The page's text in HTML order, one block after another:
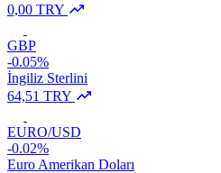
0,00 TRY
GBP
-0.05%
İngiliz Sterlini
64,51 TRY
EURO/USD
-0.02%
Euro Amerikan Doları